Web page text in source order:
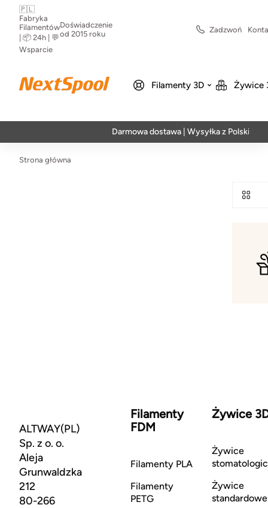
🇵🇱
Fabryka
Filamentów
| 📦 24h | 💬
Wsparcie
Doświadczenie
od 2015 roku
Zadzwoń
Filamenty 3D Żywice
Darmowa dostawa | Wysyłka z Polski |
Strona główna
ALTWAY(PL)
Sp. z o. o.
Aleja
Grunwaldzka
212
80-266
Filamenty
FDM
Filamenty PLA
Filamenty
PETG
Żywice
Żywice
Żywice
standardowe